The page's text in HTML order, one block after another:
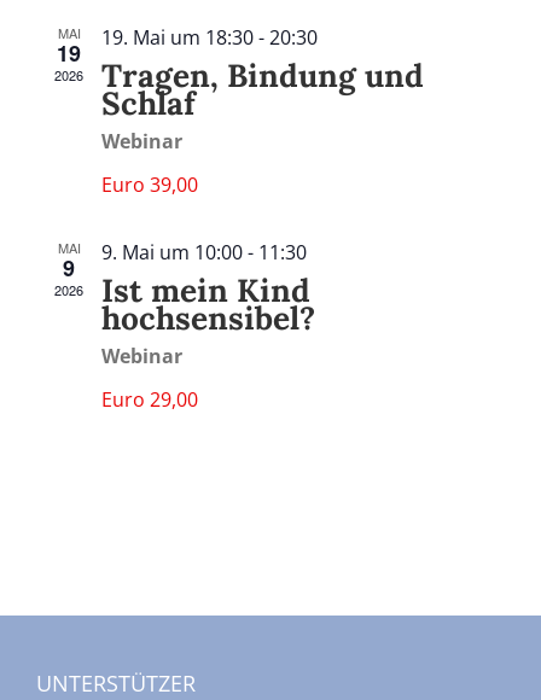
MAI
19
2026
19. Mai um 18:30-20:30
Tragen, Bindung und
Schlaf
Webinar
Euro 39,00
MAI
9
2026
9. Mai um 10:00- 11:30
Ist mein Kind
hochsensibel?
Webinar
Euro 29,00
UNTERSTÜTZER